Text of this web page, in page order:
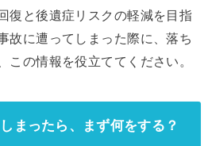
復と後遺症リスクの軽減を目指
故に遭ってしまった際に、落ち
この情報を役立ててください。
まったら、まず何をする？